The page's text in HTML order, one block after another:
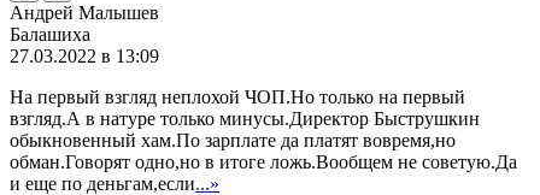
Андрей Малышев
Балашиха
27.03.2022 в 13:09
На первый взгляд неплохой ЧОП.Но только на первый
взгляд.А в натуре только минусы.Директор Быструшкин
обыкновенный хам.По зарплате да платят вовремя,но
обман.Говорят одно,но в итоге ложь.Вообщем не советую.Да
и еще по деньгам,если...»